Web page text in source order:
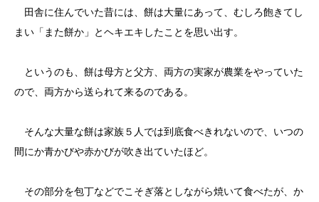
田舎に住んでいた昔には、餅は大量にあって、むしろ飽きてし
まい「また餅か」とヘキエキしたことを思い出す。
というのも、餅は母方と父方、両方の実家が農業をやっていた
ので、両方から送られて来るのである。
そんな大量な餅は家族５人では到底食べきれないので、いつの
間にか青かびや赤かびが吹き出ていたほど。
その部分を包丁などでこそぎ落としながら焼いて食べたが、か